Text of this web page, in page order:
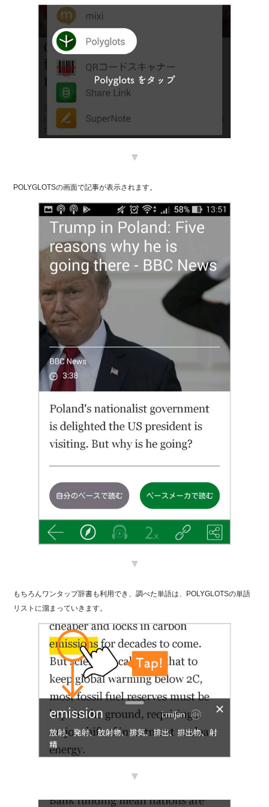
▼
POLYGLOTSの画面で記事が表示されます。
▼
もちろんワンタップ辞書も利用でき、調べた単語は、POLYGLOTSの単語
リストに溜まっていきます。
▼